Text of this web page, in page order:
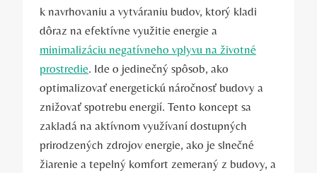
k navrhovaniu a vytváraniu budov, ktorý kladi
dôraz na efektívne využitie energie a
minimalizáciu negatívneho vplyvu na životné
prostredie. Ide o jedinečný spôsob, ako
optimalizovať energetickú náročnosť budovy a
znižovať spotrebu energií. Tento koncept sa
zakladá na aktívnom využívaní dostupných
prirodzených zdrojov energie, ako je slnečné
žiarenie a tepelný komfort zemeraný z budovy, a